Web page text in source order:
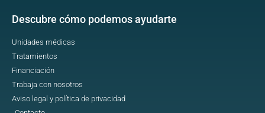
Descubre cómo podemos ayudarte
Unidades médicas
Tratamientos
Financiación
Trabaja con nosotros
Aviso legal y política de privacidad